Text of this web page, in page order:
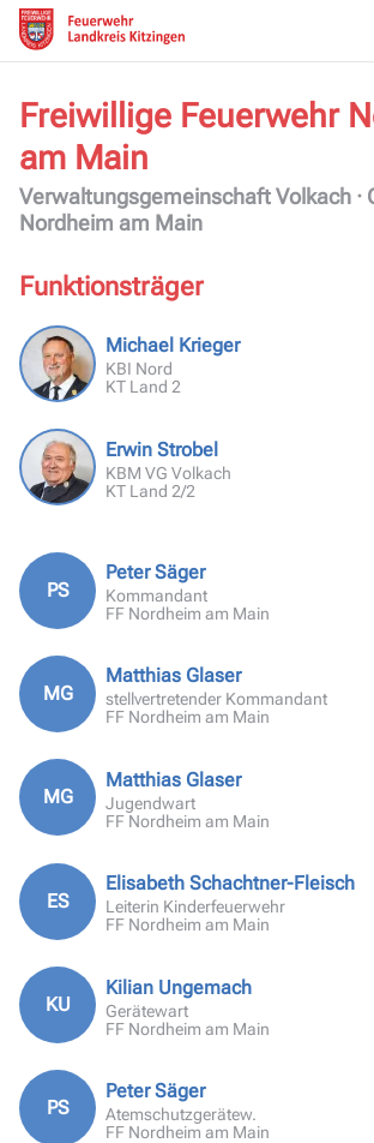
Freiwillige Feuerwehr
am Main
Verwaltungsgemeinschaft Volkach ·
Nordheim am Main
Funktionsträger
Michael Krieger
KBI Nord
KT Land 2
Erwin Strobel
KBM VG Volkach
KT Land 2/2
PS
Peter Säger
Kommandant
FF Nordheim am Main
MG
Matthias Glaser
stellvertretender Kommandant
FF Nordheim am Main
MG
Matthias Glaser
Jugendwart
FF Nordheim am Main
ES
Elisabeth Schachtner-Fleisch
Leiterin Kinderfeuerwehr
FF Nordheim am Main
KU
Kilian Ungemach
Gerätewart
FF Nordheim am Main
PS
Peter Säger
Atemschutzgerätew.
FF Nordheim am Main